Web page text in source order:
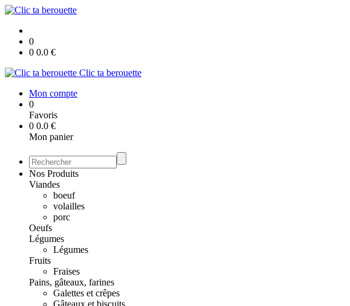
0
0 0.0 €
Clic ta berouette
Mon compte
0
Favoris
0 0.0 €
Mon panier
Nos Produits
Viandes
boeuf
volailles
porc
Oeufs
Légumes
Légumes
Fruits
Fraises
Pains, gâteaux, farines
Galettes et crêpes
Gâteaux et biscuits